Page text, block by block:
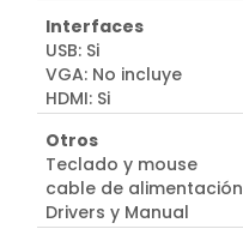
Interfaces
USB: Si
VGA: No incluye
HDMI: Si
Otros
Teclado y mouse
cable de alimentación
Drivers y Manual